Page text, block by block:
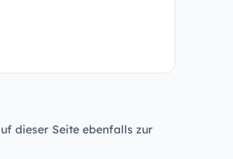
dieser Seite ebenfalls zur